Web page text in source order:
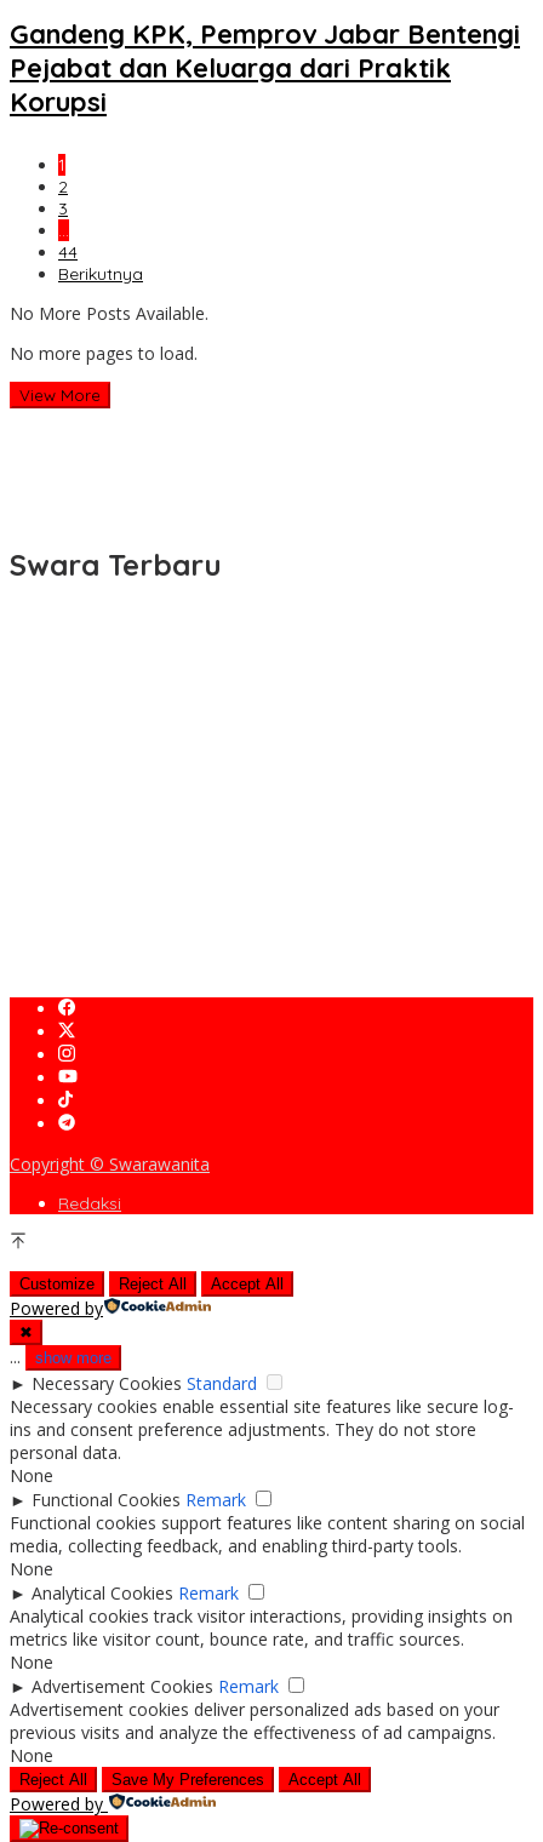
Gandeng KPK, Pemprov Jabar Bentengi
Pejabat dan Keluarga dari Praktik
Korupsi
1
2
3
…
44
Berikutnya
No More Posts Available.
No more pages to load.
View More
Swara Terbaru
Copyright © Swarawanita
Redaksi
Customize Reject All Accept All
Powered by
✖
... show more
► Necessary Cookies Standard
Necessary cookies enable essential site features like secure log-
ins and consent preference adjustments. They do not store
personal data.
None
► Functional Cookies Remark
Functional cookies support features like content sharing on social
media, collecting feedback, and enabling third-party tools.
None
► Analytical Cookies Remark
Analytical cookies track visitor interactions, providing insights on
metrics like visitor count, bounce rate, and traffic sources.
None
► Advertisement Cookies Remark
Advertisement cookies deliver personalized ads based on your
previous visits and analyze the effectiveness of ad campaigns.
None
Reject All Save My Preferences Accept All
Powered by